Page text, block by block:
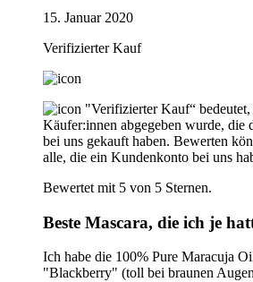
15. Januar 2020
Verifizierter Kauf
"Verifizierter Kauf“
Käufer:innen abgegeben wurde, die
bei uns gekauft haben. Bewerten
alle, die ein Kundenkonto bei uns
Bewertet mit 5 von 5 Sternen.
Beste Mascara, die ich je
Ich habe die 100% Pure Maracuja
"Blackberry" (toll bei braunen